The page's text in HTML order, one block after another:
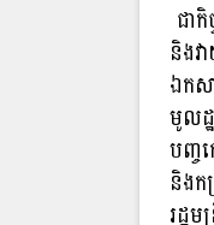
ជា
និងវ
ឯកស
មូលដ្
បញ្ច
និង
រដ្ឋ